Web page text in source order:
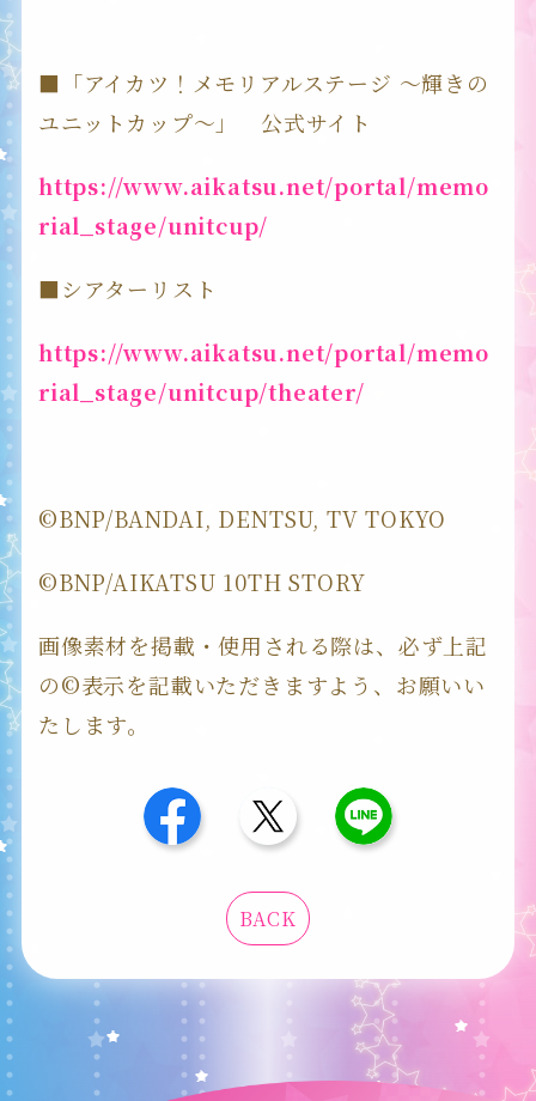
■「アイカツ！メモリアルステージ ～輝きの
ユニットカップ～」 公式サイト
https://www.aikatsu.net/portal/memo
rial_stage/unitcup/
■シアターリスト
https://www.aikatsu.net/portal/memo
rial_stage/unitcup/theater/
©BNP/BANDAI, DENTSU, TV TOKYO
©BNP/AIKATSU 10TH STORY
画像素材を掲載・使用される際は、必ず上記
の©表示を記載いただきますよう、お願いい
たします。
BACK